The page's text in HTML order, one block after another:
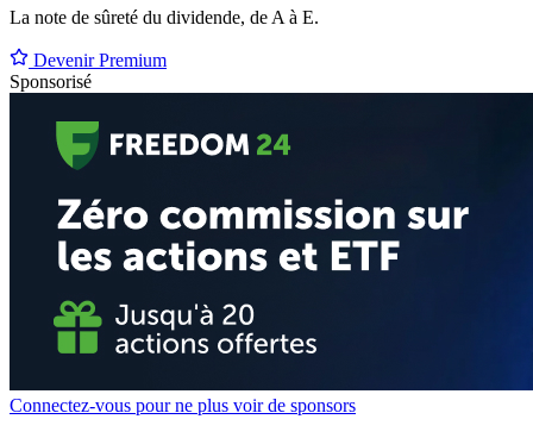
La note de sûreté du dividende, de A à E.
Devenir Premium
Sponsorisé
Connectez-vous pour ne plus voir de sponsors